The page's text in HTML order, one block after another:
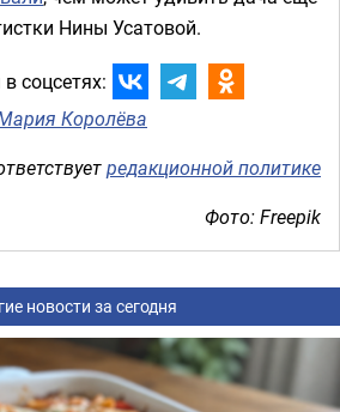
Нины Усатовой.
соцсетях:
Королёва
редакционной политике
Фото: Freepik
новости за сегодня